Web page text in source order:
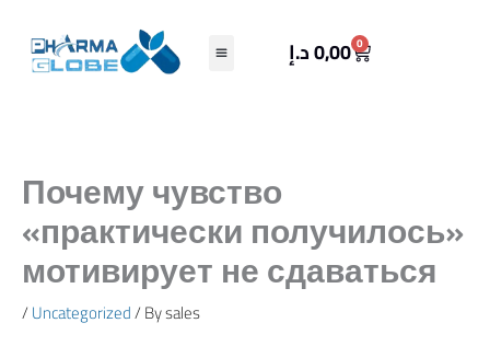
content
0,00د.إ 0
Cart
Почему чувство
«практически получилось»
мотивирует не сдаваться
/Uncategorized/ Bysales